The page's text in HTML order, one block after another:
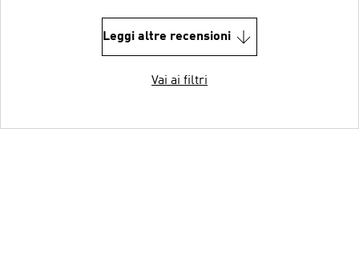
Leggi altre recensioni
Vai ai filtri